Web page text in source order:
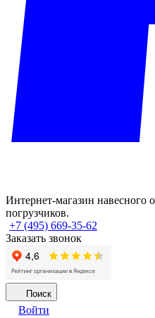
Интернет-магазин навесного
погрузчиков.
+7 (495) 669-35-62
Заказать звонок
Поиск
Войти